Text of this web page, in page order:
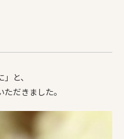
と、
だきました。